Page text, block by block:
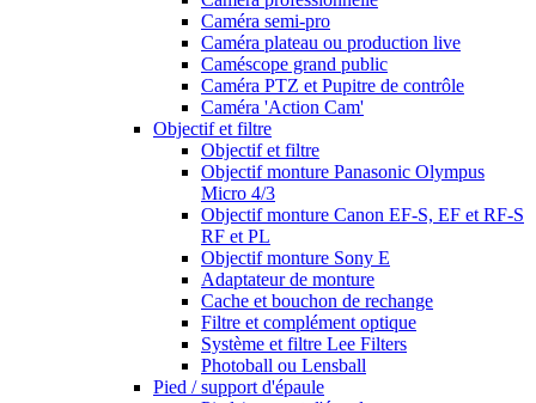
Caméra semi-pro
Caméra plateau ou production live
Caméscope grand public
Caméra PTZ et Pupitre de contrôle
Caméra 'Action Cam'
Objectif et filtre
Objectif et filtre
Objectif monture Panasonic Olympus
Micro 4/3
Objectif monture Canon EF-S, EF et RF-S
RF et PL
Objectif monture Sony E
Adaptateur de monture
Cache et bouchon de rechange
Filtre et complément optique
Système et filtre Lee Filters
Photoball ou Lensball
Pied / support d'épaule